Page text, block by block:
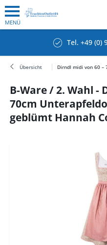
MENÜ
Tel. +49 (0)
Übersicht Dirndl midi von 60 –
B-Ware / 2. Wahl -
70cm
geblümt Hannah